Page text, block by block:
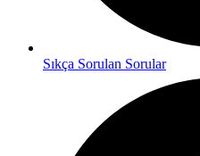
Sıkça Sorulan Sorular